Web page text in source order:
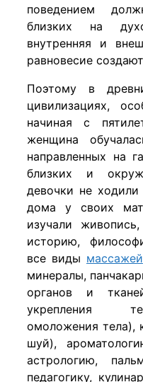
поведением
близких на
внутренняя и
равновесие
Поэтому в
цивилизациях,
начиная с
женщина
направленных на
близких и
девочки не
дома у своих
изучали
историю,
все виды массажей
минералы,
органов и
укрепления
омоложения тела),
шуй),
астрологию,
педагогику,